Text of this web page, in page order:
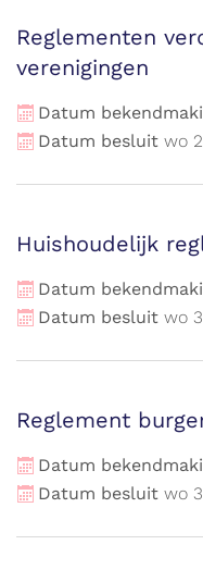
Reglementen
verenigingen
Datum
Datum besluit wo
Huishoudelijk
Datum
Datum besluit wo
Reglement
Datum
Datum besluit wo